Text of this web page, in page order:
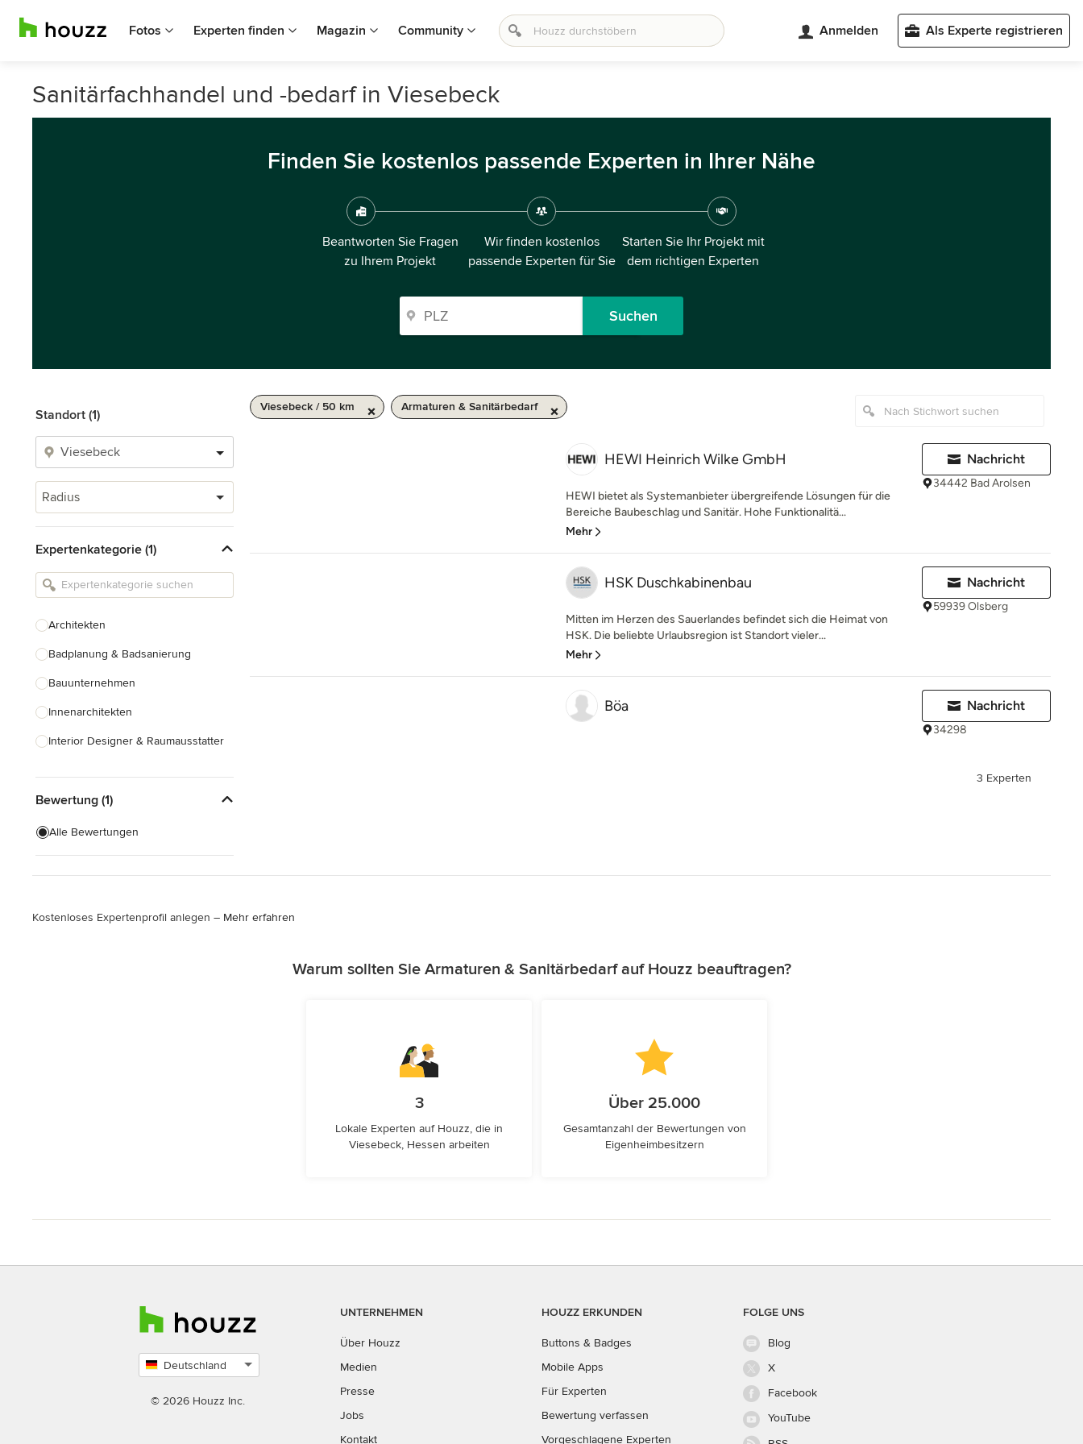
Fotos Experten finden Magazin Community Anmelden Als Experte registrieren
Sanitärfachhandel und -bedarf in Viesebeck
Finden Sie kostenlos passende Experten in Ihrer Nähe
Beantworten Sie Fragen
zu Ihrem Projekt
Wir finden kostenlos
passende Experten für Sie
Starten Sie Ihr Projekt mit
dem richtigen Experten
Suchen
Standort (1)
Radius
Expertenkategorie (1)
Architekten
Badplanung & Badsanierung
Bauunternehmen
Innenarchitekten
Interior Designer & Raumausstatter
Landschaftsarchitekten
Armaturen & Sanitärbedarf
Beleuchtung
Alle anzeigen
Bewertung (1)
Alle Bewertungen
Viesebeck / 50 km Armaturen & Sanitärbedarf
HEWI Heinrich Wilke GmbH
HEWI bietet als Systemanbieter übergreifende Lösungen für die
Bereiche Baubeschlag und Sanitär. Hohe Funktionalitä...
Mehr
Nachricht
34442 Bad Arolsen
HSK Duschkabinenbau
Mitten im Herzen des Sauerlandes befindet sich die Heimat von
HSK. Die beliebte Urlaubsregion ist Standort vieler...
Mehr
Nachricht
59939 Olsberg
Böa Nachricht
34298
3 Experten
Kostenloses Expertenprofil anlegen – Mehr erfahren
Warum sollten Sie Armaturen & Sanitärbedarf auf Houzz beauftragen?
3
Lokale Experten auf Houzz, die in
Viesebeck, Hessen arbeiten
Über 25.000
Gesamtanzahl der Bewertungen von
Eigenheimbesitzern
Deutschland
auswählen
© 2026 Houzz Inc.
UNTERNEHMEN
Über Houzz
Medien
Presse
Jobs
Kontakt
HOUZZ ERKUNDEN
Buttons & Badges
Mobile Apps
Für Experten
Bewertung verfassen
Vorgeschlagene Experten
FOLGE UNS
Blog
X
Facebook
YouTube